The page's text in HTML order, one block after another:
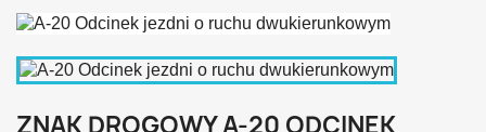
ZNAK DROGOWY A-20 ODCINEK